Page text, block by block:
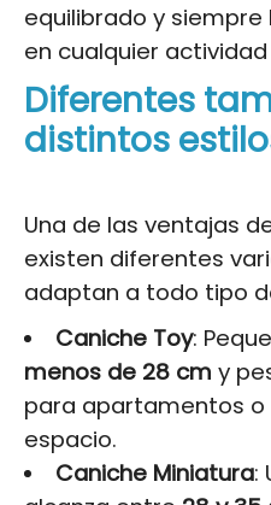
equilibrado y
en cualquier
Diferentes
distintos
Una de las ventajas
existen diferentes
adaptan a todo tipo
Caniche Toy:
menos de 28 cm y
para apartamentos o
espacio.
Caniche Miniatura: